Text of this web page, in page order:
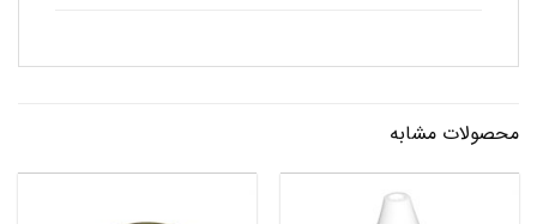
محصولات مشابه